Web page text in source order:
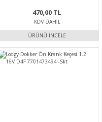
470,00 TL
KDV DAHIL
ÜRÜNÜ İNCELE